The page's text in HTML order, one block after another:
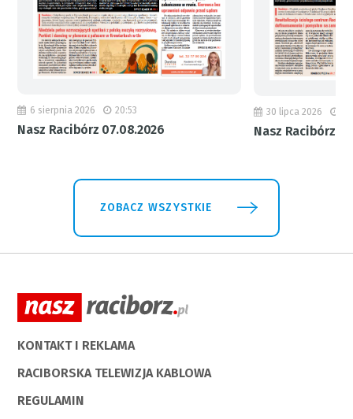
6 sierpnia 2026 20:53
Nasz Racibórz 07.08.2026
30 lipca 2026
Nasz Racibórz
ZOBACZ WSZYSTKIE
KONTAKT I REKLAMA
RACIBORSKA TELEWIZJA KABLOWA
REGULAMIN